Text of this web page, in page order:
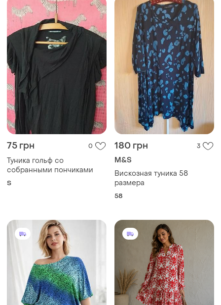
75 грн 0
Туника гольф со
собранными пончиками
S
180 грн 3
M&S
Вискозная туника 58
размера